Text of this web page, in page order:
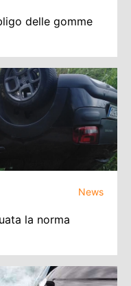
delle gomme
News
la norma